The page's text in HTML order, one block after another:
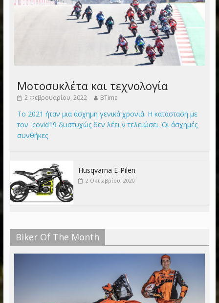
Μοτοσυκλέτα και τεχνολογία
2 Φεβρουαρίου, 2022 BTime
Το 2021 ήταν μια άσχημη γενικά χρονιά. Η κατάσταση με
τον covid19 δυστυχώς δεν λέει ν τελειώσει. Οι άσχημές
συνθήκες
Husqvarna E-Pilen
2 Οκτωβρίου, 2020
Biker Of The Month